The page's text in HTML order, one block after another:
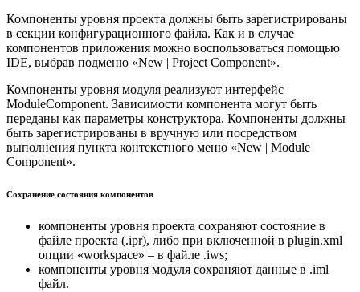
Компоненты уровня проекта должны быть зарегистрированы
в секции конфигурационного файла. Как и в случае
компонентов приложения можно воспользоваться помощью
IDE, выбрав подменю «New | Project Component».
Компоненты уровня модуля реализуют интерфейс
ModuleComponent. Зависимости компонента могут быть
переданы как параметры конструктора. Компоненты должны
быть зарегистрированы в вручную или посредством
выполнения пункта контекстного меню «New | Module
Component».
Сохранение состояния компонентов
компоненты уровня проекта сохраняют состояние в
файле проекта (.ipr), либо при включенной в plugin.xml
опции «workspace» – в файле .iws;
компоненты уровня модуля сохраняют данные в .iml
файл.